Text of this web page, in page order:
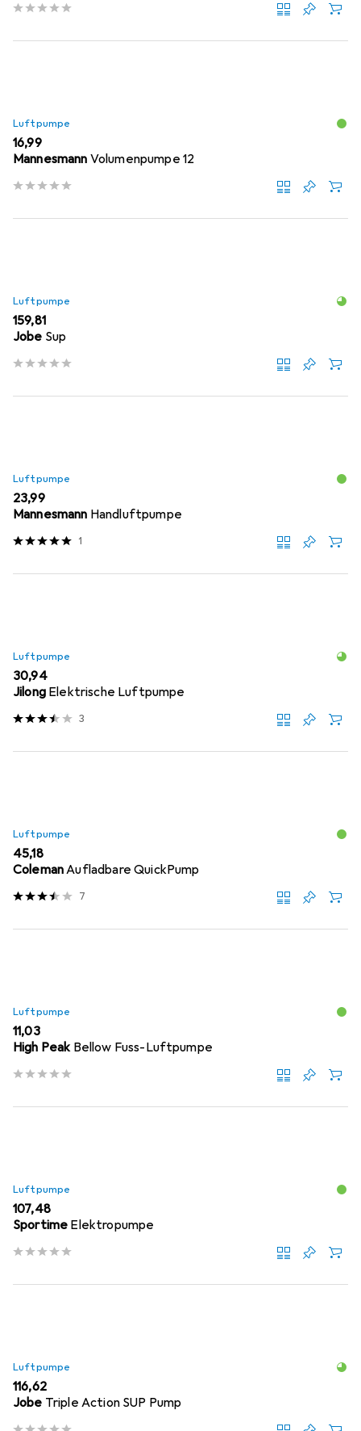
Luftpumpe
EUR
16,99
Mannesmann Volumenpumpe 12
Luftpumpe
EUR
159,81
Jobe Sup
Luftpumpe
EUR
23,99
Mannesmann Handluftpumpe
1
Luftpumpe
EUR
30,94
Jilong Elektrische Luftpumpe
3
Luftpumpe
EUR
45,18
ColemanAufladbare QuickPump
7
Luftpumpe
EUR
11,03
High Peak Bellow Fuss-Luftpumpe
Luftpumpe
EUR
107,48
Sportime Elektropumpe
Luftpumpe
EUR
116,62
Jobe Triple Action SUP Pump